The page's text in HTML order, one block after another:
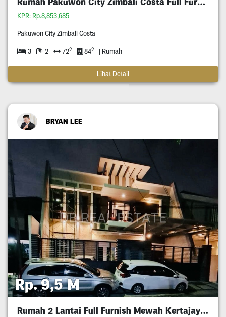
KPR: Rp.8,853,685
Pakuwon City Zimbali Costa
3 2 722 842 | Rumah
Lihat Detail
BRYAN LEE
Rp. 9,5 M
Rumah 2 Lantai Full Furnish Mewah Kertajaya Indah